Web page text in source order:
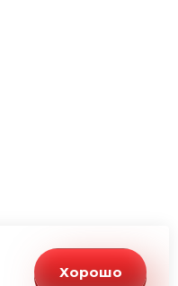
Хорошо